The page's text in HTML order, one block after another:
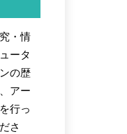
・情
ータ
の歴
アー
行っ
さ